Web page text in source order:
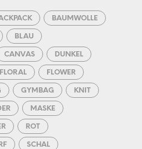
BAUMWOLLE
BLAU
CANVAS DUNKEL
FLORAL FLOWER
GYMBAG KNIT
MASKE
ROT
SCHAL